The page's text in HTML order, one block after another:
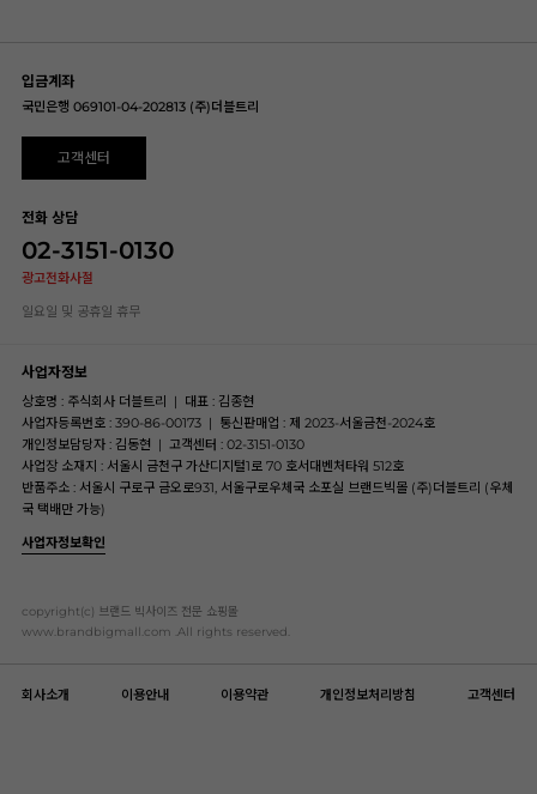
입금계좌
국민은행 069101-04-202813 (주)더블트리
고객센터
전화 상담
02-3151-0130
광고전화사절
일요일 및 공휴일 휴무
사업자정보
상호명 : 주식회사 더블트리 | 대표 : 김종현
사업자등록번호 : 390-86-00173 | 통신판매업 : 제 2023-서울금천-2024호
개인정보담당자 : 김동현 | 고객센터 : 02-3151-0130
사업장 소재지 : 서울시 금천구 가산디지털1로 70 호서대벤처타워 512호
반품주소 : 서울시 구로구 금오로931, 서울구로우체국 소포실 브랜드빅몰 (주)더블트리 (우체
국 택배만 가능)
사업자정보확인
copyright(c) 브랜드 빅사이즈 전문 쇼핑몰
www.brandbigmall.com .All rights reserved.
회사소개 이용안내 이용약관 개인정보처리방침 고객센터